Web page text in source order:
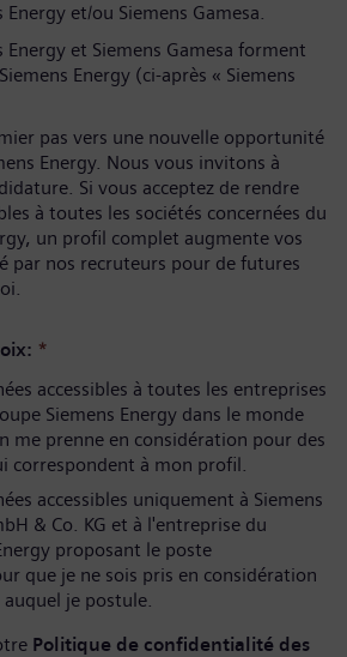
et/ou Siemens Gamesa.
Energy et Siemens Gamesa forment
Energy (ci-après « Siemens
pas vers une nouvelle opportunité
Energy. Nous vous invitons à
Si vous acceptez de rendre
à toutes les sociétés concernées du
un profil complet augmente vos
par nos recruteurs pour de futures
*
accessibles à toutes les entreprises
Siemens Energy dans le monde
me prenne en considération pour des
correspondent à mon profil.
accessibles uniquement à Siemens
& Co. KG et à l'entreprise du
proposant le poste
que je ne sois pris en considération
je postule.
Politique de confidentialité des